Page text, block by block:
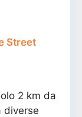
Street
2 km da
diverse